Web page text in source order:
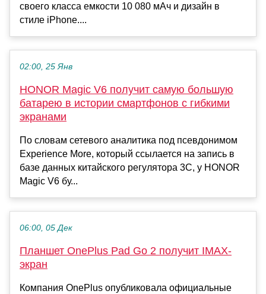
своего класса емкости 10 080 мАч и дизайн в
стиле iPhone....
02:00, 25 Янв
HONOR Magic V6 получит самую большую
батарею в истории смартфонов с гибкими
экранами
По словам сетевого аналитика под псевдонимом
Experience More, который ссылается на запись в
базе данных китайского регулятора 3C, у HONOR
Magic V6 бу...
06:00, 05 Дек
Планшет OnePlus Pad Go 2 получит IMAX-
экран
Компания OnePlus опубликовала официальные